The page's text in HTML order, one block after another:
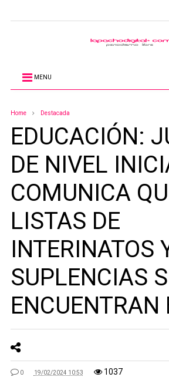
MENU
Home Destacada
EDUCACIÓN:
DE NIVEL
COMUNICA
LISTAS DE
INTERINATOS
SUPLENCIAS
ENCUENTRAN
0 19/02/2024 10:53 1037